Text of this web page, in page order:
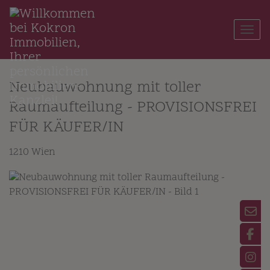
Neubauwohnung mit toller
Raumaufteilung - PROVISIONSFREI
FÜR KÄUFER/IN
1210 Wien